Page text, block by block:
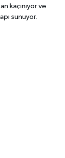
kaçınıyor ve
sunuyor.